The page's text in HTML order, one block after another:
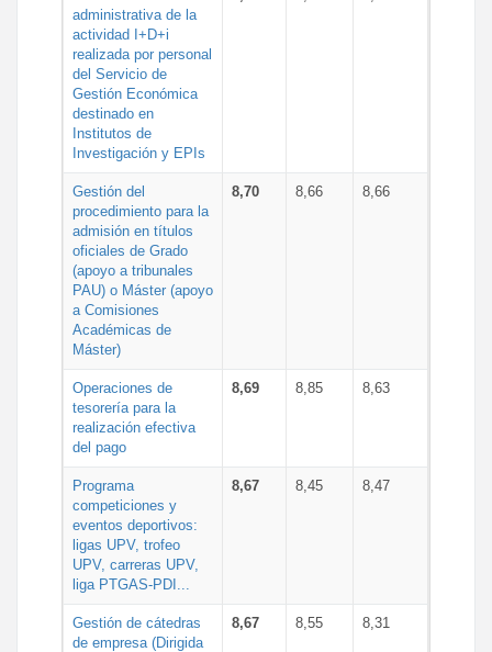
administrativa de la
actividad I+D+i
realizada por personal
del Servicio de
Gestión Económica
destinado en
Institutos de
Investigación y EPIs
Gestión del
procedimiento para la
admisión en títulos
oficiales de Grado
(apoyo a tribunales
PAU) o Máster (apoyo
a Comisiones
Académicas de
Máster)
8,70 8,66 8,66
Operaciones de
tesorería para la
realización efectiva
del pago
8,69 8,85 8,63
Programa
competiciones y
eventos deportivos:
ligas UPV, trofeo
UPV, carreras UPV,
liga PTGAS-PDI...
8,67 8,45 8,47
Gestión de cátedras
de empresa (Dirigida
8,67 8,55 8,31